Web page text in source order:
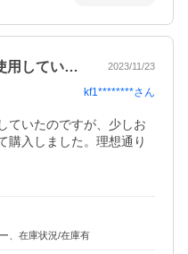
今まで小さいエコバッグを使用していたの… 2023/11/23
kf1********さん
ていたのですが、少しお
購入しました。理想通り
、在庫状況/在庫有